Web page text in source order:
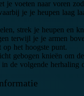
je voeten naar voren
je je heupen laag
strek je heupen en
terwijl je je armen
het hoogste punt.
gebogen knieën om
de volgende herhaling